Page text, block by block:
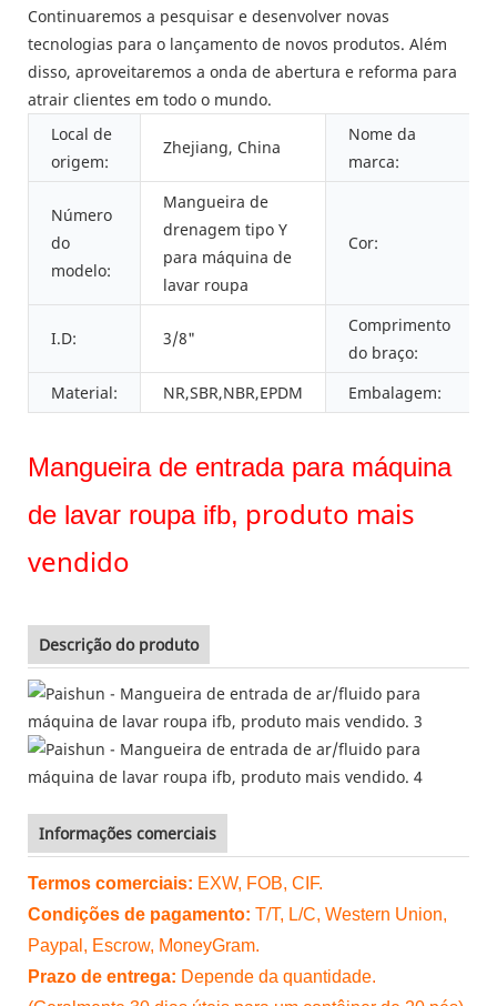
Continuaremos a pesquisar e desenvolver novas
tecnologias para o lançamento de novos produtos. Além
disso, aproveitaremos a onda de abertura e reforma para
atrair clientes em todo o mundo.
Local de
origem:
Zhejiang, China
Nome da
marca:
Número
do
modelo:
Mangueira de
drenagem tipo Y
para máquina de
lavar roupa
Cor:
I.D: 3/8"
Comprimento
do braço:
Material: NR,SBR,NBR,EPDM Embalagem:
Mangueira de entrada para máquina
de lavar roupa ifb, produto mais
vendido
Descrição do produto
Informações comerciais
Termos comerciais: EXW, FOB, CIF.
Condições de pagamento: T/T, L/C, Western Union,
Paypal, Escrow, MoneyGram.
Prazo de entrega: Depende da quantidade.